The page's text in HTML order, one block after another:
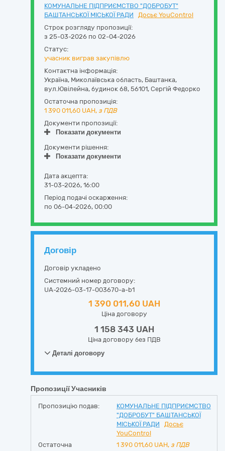
КОМУНАЛЬНЕ ПІДПРИЄМСТВО "ДОБРОБУТ"
БАШТАНСЬКОЇ МІСЬКОЇ РАДИ
Досьє YouControl
Строк розгляду пропозиції:
з 25-03-2026 по 02-04-2026
Статус:
учасник виграв закупівлю
Контактна інформація:
Україна, Миколаївська область, Баштанка,
вул.Ювілейна, будинок 68, 56101, Сергій Федорко
Остаточна пропозиція:
1 390 011,60 UAH, з ПДВ
Документи пропозиції:
Показати документи
Документи рішення:
Показати документи
Дата акцепта:
31-03-2026, 16:00
Період подачі оскарження:
по 06-04-2026, 00:00
Договір
Договір укладено
Системний номер договору:
UA-2026-03-17-003670-a-b1
1 390 011,60 UAH
Ціна договору
1 158 343 UAH
Ціна договору без ПДВ
Деталі договору
Пропозиції Учасників
Пропозицію подав:
КОМУНАЛЬНЕ ПІДПРИЄМСТВО
"ДОБРОБУТ" БАШТАНСЬКОЇ
МІСЬКОЇ РАДИ
Досьє
YouControl
Остаточна
1 390 011,60 UAH, з ПДВ